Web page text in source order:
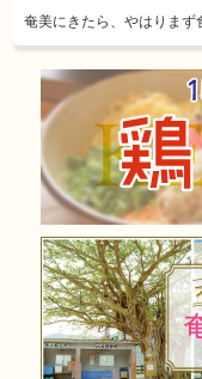
奄美にきたら、やはりま